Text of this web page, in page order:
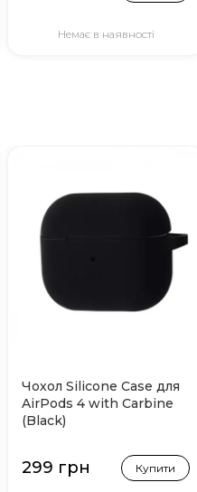
Немає в наявності
Чохол Silicone Case для
AirPods 4 with Carbine
(Black)
299 грн Купити